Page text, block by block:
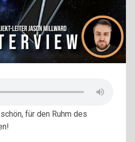
für den Ruhm des